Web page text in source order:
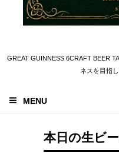
GREAT GUINNESS 6CRAFT BEER
ネスを目指
MENU
本日の生ビ